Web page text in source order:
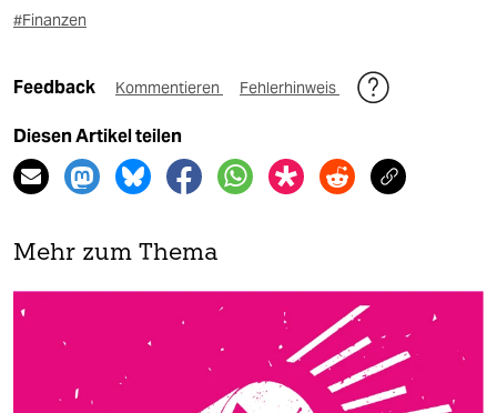
#Finanzen
Feedback Kommentieren Fehlerhinweis
Diesen Artikel teilen
Mehr zum Thema